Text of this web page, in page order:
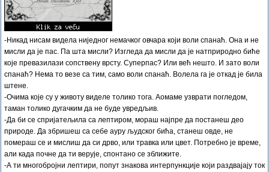
-Никад нисам видела ниједног немачког овчара који воли спанаћ. Она и не
мисли да је пас. Па шта мисли? Изгледа да мисли да је натприродно биће
које превазилази сопствену врсту. Суперпас? Или већ нешто. И зато воли
спанаћ? Нема то везе са тим, само воли спанаћ. Волела га је откад је била
штене.
-Очима које су у животу виделе толико тога. Аомаме узврати погледом,
таман толико дугачким да не буде увредљив.
-Да би се спријатељила са лептиром, мораш најпре да постанеш део
природе. Да збришеш са себе ауру људског бића, станеш овде, не
помераш се и мислиш да си дрво, или травка или цвет. Потребно је време,
али када почне да ти верује, спонтано се зближите.
-А ти многобројни лептири, попут знакова интерпункције који раздвајају ток